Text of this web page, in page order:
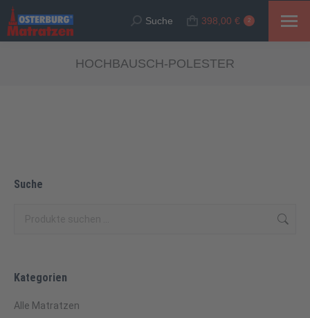
Suche:
Suche 398,00 € 2
HOCHBAUSCH-POLESTER
Suche
Kategorien
Alle Matratzen